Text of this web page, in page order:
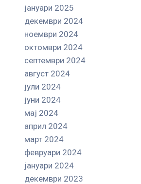
јануари 2025
декември 2024
ноември 2024
октомври 2024
септември 2024
август 2024
јули 2024
јуни 2024
мај 2024
април 2024
март 2024
февруари 2024
јануари 2024
декември 2023